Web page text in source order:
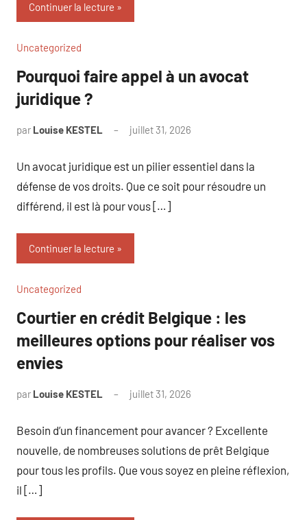
Continuer la lecture
Uncategorized
Pourquoi faire appel à un avocat
juridique ?
par Louise KESTEL juillet 31, 2026
Un avocat juridique est un pilier essentiel dans la
défense de vos droits. Que ce soit pour résoudre un
différend, il est là pour vous […]
Continuer la lecture
Uncategorized
Courtier en crédit Belgique : les
meilleures options pour réaliser vos
envies
par Louise KESTEL juillet 31, 2026
Besoin d’un financement pour avancer ? Excellente
nouvelle, de nombreuses solutions de prêt Belgique
pour tous les profils. Que vous soyez en pleine réflexion,
il […]